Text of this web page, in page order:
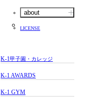
about
LICENSE
K-1甲子園・カレッジ
K-1 AWARDS
K-1 GYM